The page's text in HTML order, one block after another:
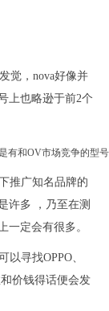
觉，nova好像并
上也略逊于前2个
推广知名品牌的
许多 ，乃至在测
一定会有很多。
寻找OPPO、
价钱得话便会发